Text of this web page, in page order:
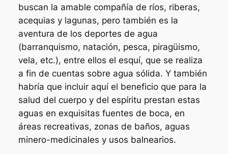
buscan la amable compañía de ríos, riberas,
acequias y lagunas, pero también es la
aventura de los deportes de agua
(barranquismo, natación, pesca, piragüismo,
vela, etc.), entre ellos el esquí, que se realiza
a fin de cuentas sobre agua sólida. Y también
habría que incluir aquí el beneficio que para la
salud del cuerpo y del espíritu prestan estas
aguas en exquisitas fuentes de boca, en
áreas recreativas, zonas de baños, aguas
minero-medicinales y usos balnearios.